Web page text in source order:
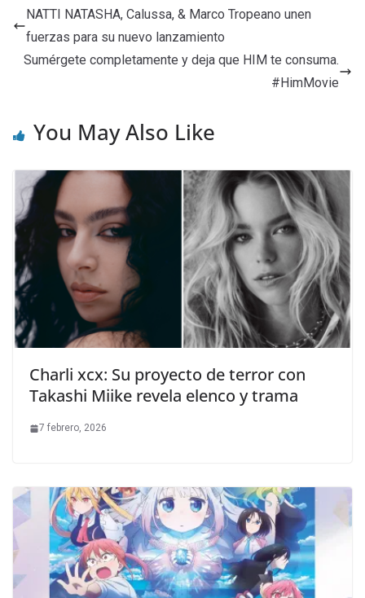
NATTI NATASHA, Calussa, & Marco Tropeano unen
fuerzas para su nuevo lanzamiento
Sumérgete completamente y deja que HIM te consuma.
#HimMovie
You May Also Like
Charli xcx: Su proyecto de terror con
Takashi Miike revela elenco y trama
7 febrero, 2026